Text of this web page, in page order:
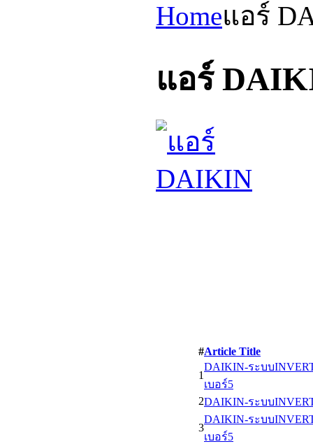
Homeแอร์
แอร์
#Article Title
1
DAIKIN-ระบบ
เบอร์5
2DAIKIN-ระบบ
3
DAIKIN-ระบบ
เบอร์5